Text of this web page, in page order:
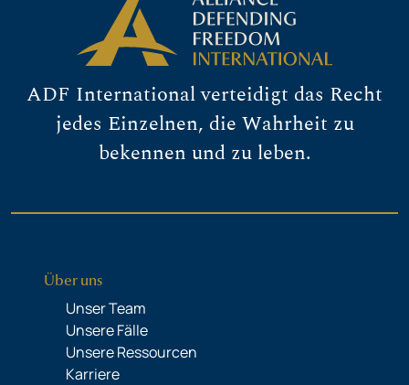
ADF International verteidigt das Recht
jedes Einzelnen, die Wahrheit zu
bekennen und zu leben.
Über uns
Unser Team
Unsere Fälle
Unsere Ressourcen
Karriere